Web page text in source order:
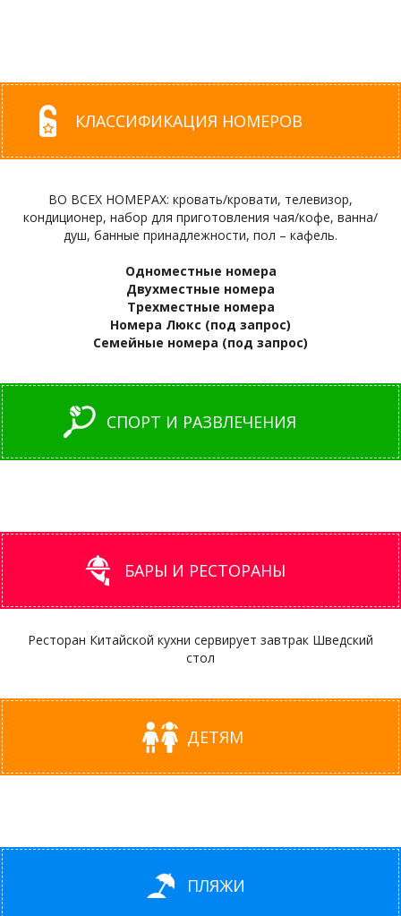
КЛАССИФИКАЦИЯ НОМЕРОВ
ВО ВСЕХ НОМЕРАХ: кровать/кровати, телевизор,
кондиционер, набор для приготовления чая/кофе, ванна/
душ, банные принадлежности, пол – кафель.
Одноместные номера
Двухместные номера
Трехместные номера
Номера Люкс (под запрос)
Семейные номера (под запрос)
СПОРТ И РАЗВЛЕЧЕНИЯ
БАРЫ И РЕСТОРАНЫ
Ресторан Китайской кухни сервирует завтрак Шведский
стол
ДЕТЯМ
ПЛЯЖИ